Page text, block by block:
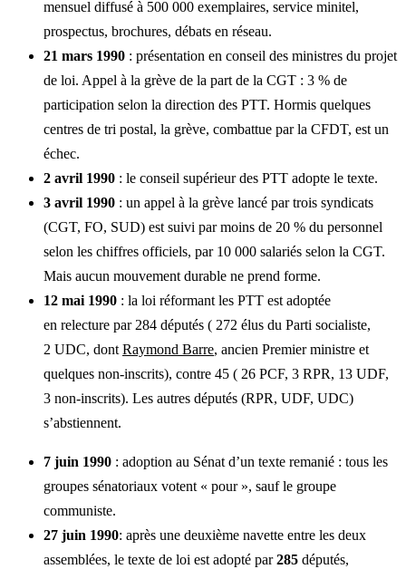
mensuel diffusé à 500 000 exemplaires, service minitel,
prospectus, brochures, débats en réseau.
21 mars 1990 : présentation en conseil des ministres du projet
de loi. Appel à la grève de la part de la CGT : 3 % de
participation selon la direction des PTT. Hormis quelques
centres de tri postal, la grève, combattue par la CFDT, est un
échec.
2 avril 1990 : le conseil supérieur des PTT adopte le texte.
3 avril 1990 : un appel à la grève lancé par trois syndicats
(CGT, FO, SUD) est suivi par moins de 20 % du personnel
selon les chiffres officiels, par 10 000 salariés selon la CGT.
Mais aucun mouvement durable ne prend forme.
12 mai 1990 : la loi réformant les PTT est adoptée
en relecture par 284 députés ( 272 élus du Parti socialiste,
2 UDC, dont Raymond Barre, ancien Premier ministre et
quelques non-inscrits), contre 45 ( 26 PCF, 3 RPR, 13 UDF,
3 non-inscrits). Les autres députés (RPR, UDF, UDC)
s’abstiennent.
7 juin 1990 : adoption au Sénat d’un texte remanié : tous les
groupes sénatoriaux votent « pour », sauf le groupe
communiste.
27 juin 1990: après une deuxième navette entre les deux
assemblées, le texte de loi est adopté par285 députés,